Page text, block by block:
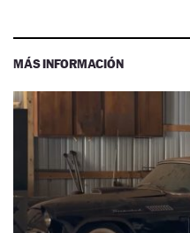
MÁS INFORMACIÓN